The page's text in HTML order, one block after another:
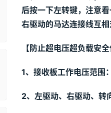
后按一下左转键，注意
右驱动的马达连接线互相
【防止超电压超负载安
1、接收板工作电压范围：
2、左驱动、右驱动、转